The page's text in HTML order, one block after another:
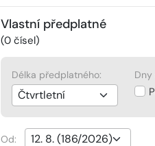
Vlastní předplatné
(0čísel)
Délka předplatného: Dny
Od: